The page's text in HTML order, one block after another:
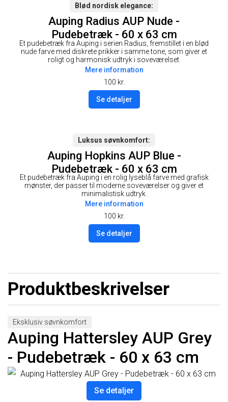
Blød nordisk elegance
Auping Radius AUP Nude -
Pudebetræk - 60 x 63 cm
Et pudebetræk fra Auping i serien Radius, fremstillet i en blød
nude farve med diskrete prikker i samme tone, som giver et
roligt og harmonisk udtryk i soveværelset.
100 kr.
Se detaljer
Mere information
Luksus søvnkomfort
Auping Hopkins AUP Blue -
Pudebetræk - 60 x 63 cm
Et pudebetræk fra Auping i en rolig lyseblå farve med grafisk
mønster, der passer til moderne soveværelser og giver et
minimalistisk udtryk.
100 kr.
Se detaljer
Mere information
Produktbeskrivelser
Eksklusiv søvnkomfort
Auping Hattersley AUP Grey
- Pudebetræk - 60 x 63 cm
Se detaljer